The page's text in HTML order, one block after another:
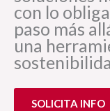
con lo
paso más
una
SOLICITA INFO